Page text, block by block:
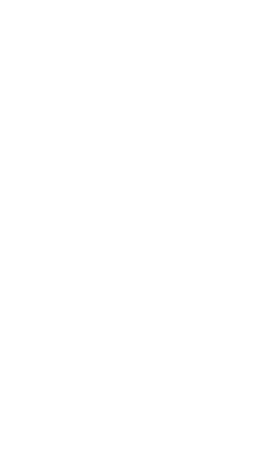
Ribuan Petugas Siap Turun ke
Untuk memastikan pelaksanaan
Pemerintah Kota Tangerang Selatan
dengan seluruh perangkat daerah,
Kolaborasi lintas sektor itu dilakukan
menjangkau seluruh lapisan
Sebanyak 1.017 surveyor disiapkan
pendataan secara langsung ke
Warga Diminta Tak Ragu Terima